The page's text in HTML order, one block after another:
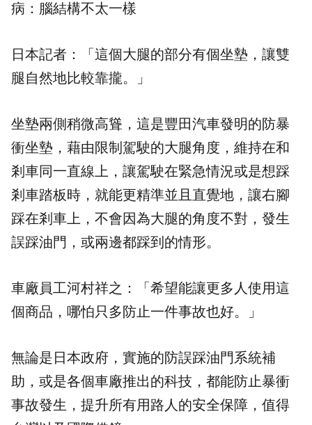
病：腦結構不太一樣
日本記者：「這個大腿的部分有個坐墊，讓雙
腿自然地比較靠攏。」
坐墊兩側稍微高聳，這是豐田汽車發明的防暴
衝坐墊，藉由限制駕駛的大腿角度，維持在和
剎車同一直線上，讓駕駛在緊急情況或是想踩
剎車踏板時，就能更精準並且直覺地，讓右腳
踩在剎車上，不會因為大腿的角度不對，發生
誤踩油門，或兩邊都踩到的情形。
車廠員工河村祥之：「希望能讓更多人使用這
個商品，哪怕只多防止一件事故也好。」
無論是日本政府，實施的防誤踩油門系統補
助，或是各個車廠推出的科技，都能防止暴衝
事故發生，提升所有用路人的安全保障，值得